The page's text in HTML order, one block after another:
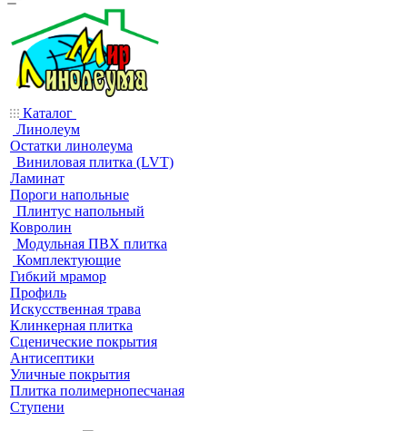
Каталог
Линолеум
Остатки линолеума
Виниловая плитка (LVT)
Ламинат
Пороги напольные
Плинтус напольный
Ковролин
Модульная ПВХ плитка
Комплектующие
Гибкий мрамор
Профиль
Искусственная трава
Клинкерная плитка
Сценические покрытия
Антисептики
Уличные покрытия
Плитка полимернопесчаная
Ступени